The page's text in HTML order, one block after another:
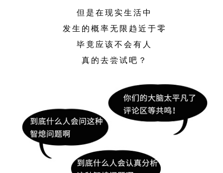
但是在现实生活中
发生的概率无限趋近于零
毕竟应该不会有人
真的去尝试吧？